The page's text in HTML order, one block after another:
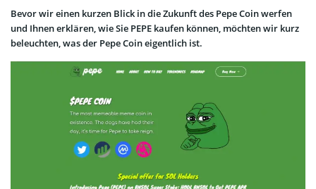
Bevor wir einen kurzen Blick in die Zukunft des Pepe Coin werfen
und Ihnen erklären, wie Sie PEPE kaufen können, möchten wir kurz
beleuchten, was der Pepe Coin eigentlich ist.